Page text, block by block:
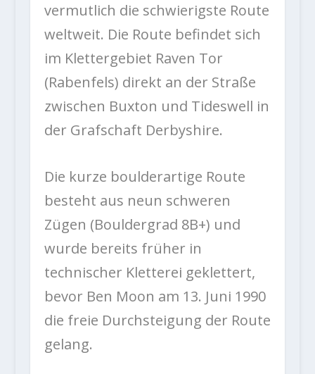
vermutlich die schwierigste Route
weltweit. Die Route befindet sich
im Klettergebiet Raven Tor
(Rabenfels) direkt an der Straße
zwischen Buxton und Tideswell in
der Grafschaft Derbyshire.
Die kurze boulderartige Route
besteht aus neun schweren
Zügen (Bouldergrad 8B+) und
wurde bereits früher in
technischer Kletterei geklettert,
bevor Ben Moon am 13. Juni 1990
die freie Durchsteigung der Route
gelang.